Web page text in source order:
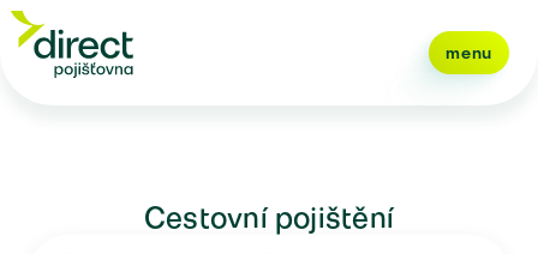
menu
Cestovní pojištění